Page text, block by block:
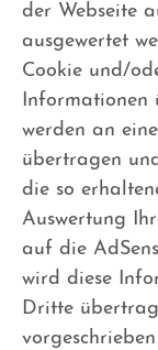
der Webseite
ausgewertet
Cookie und/
Informationen
werden an
übertragen
die so
Auswertung
auf die
wird diese
Dritte